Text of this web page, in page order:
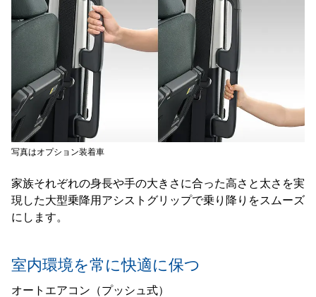
家族それぞれの身長や手の大きさに合った高さと太さを実
現した大型乗降用アシストグリップで乗り降りをスムーズ
にします。
写真はオプション装着車
室内環境を常に快適に保つ
オートエアコン（プッシュ式）